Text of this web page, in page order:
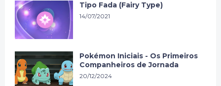
Tipo Fada (Fairy Type)
14/07/2021
Pokémon Iniciais - Os Primeiros
Companheiros de Jornada
20/12/2024